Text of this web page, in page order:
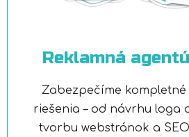
Reklamná
Zabezpečíme
riešenia – od návrhu loga
tvorbu webstránok a